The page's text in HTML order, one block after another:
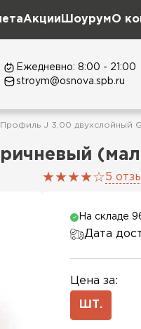
Акции ШоурумО
Ежедневно: 8:00 - 21:00
stroym@osnova.spb.ru
Профиль J 3,00 двухслойный
5
На складе
Дата
Цена за:
ШТ.